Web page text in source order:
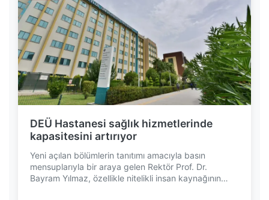
DEÜ Hastanesi sağlık hizmetlerinde
kapasitesini artırıyor
Yeni açılan bölümlerin tanıtımı amacıyla basın
mensuplarıyla bir araya gelen Rektör Prof. Dr.
Bayram Yılmaz, özellikle nitelikli insan kaynağının